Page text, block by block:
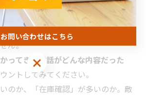
を減らす業務改善は、決して不可能
ん。
かってきた電話がどんな内容だった
ントしてみてください。
のか、「在庫確認」が多いのか。敵
お問い合わせはこちら
お問い合わせはこちら